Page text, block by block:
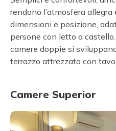
rendono l’atmosfera
dimensioni e posizione,
persone con letto a
camere doppie si
terrazzo attrezzato con
Camere Superior